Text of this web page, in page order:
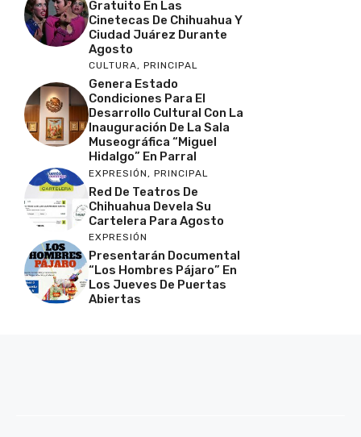
Gratuito En Las
Cinetecas De Chihuahua Y
Ciudad Juárez Durante
Agosto
CULTURA, PRINCIPAL
Genera Estado
Condiciones Para El
Desarrollo Cultural Con La
Inauguración De La Sala
Museográfica “Miguel
Hidalgo” En Parral
EXPRESIÓN , PRINCIPAL
Red De Teatros De
Chihuahua Devela Su
Cartelera Para Agosto
EXPRESIÓN
Presentarán Documental
“Los Hombres Pájaro” En
Los Jueves De Puertas
Abiertas